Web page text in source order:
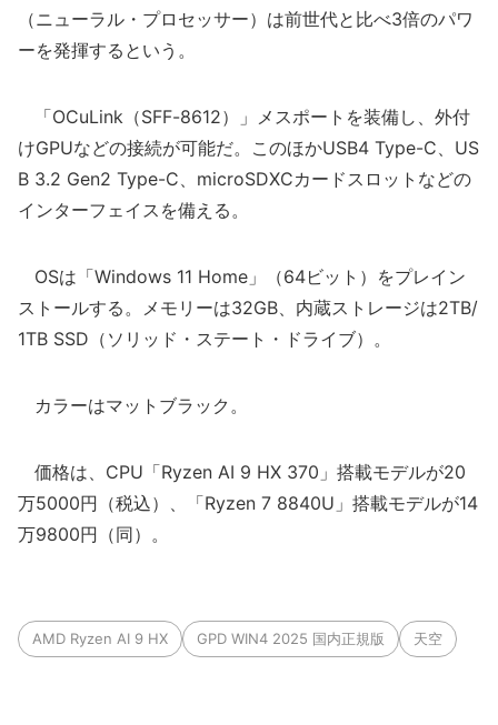
（ニューラル・プロセッサー）は前世代と比べ3倍のパワ
ーを発揮するという。
「OCuLink（SFF-8612）」メスポートを装備し、外付
けGPUなどの接続が可能だ。このほかUSB4 Type-C、US
B 3.2 Gen2 Type-C、microSDXCカードスロットなどの
インターフェイスを備える。
OSは「Windows 11 Home」（64ビット）をプレイン
ストールする。メモリーは32GB、内蔵ストレージは2TB/
1TB SSD（ソリッド・ステート・ドライブ）。
カラーはマットブラック。
価格は、CPU「Ryzen AI 9 HX 370」搭載モデルが20
万5000円（税込）、「Ryzen 7 8840U」搭載モデルが14
万9800円（同）。
AMD Ryzen AI 9 HX GPD WIN4 2025 国内正規版 天空